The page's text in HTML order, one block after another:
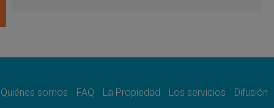
como misión al servicio del Evangelio
Quiénes somos FAQ La Propiedad Los servicios
Difusión